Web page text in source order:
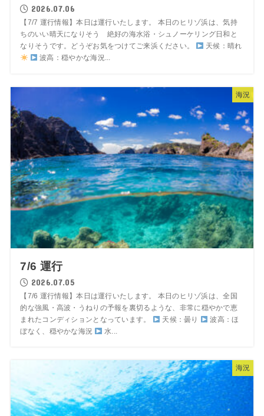
2026.07.06
【7/7 運行情報】本日は運行いたします。 本日のヒリゾ浜は、気持
ちのいい晴天になりそう 絶好の海水浴・シュノーケリング日和と
なりそうです。どうぞお気をつけてご来浜ください。
天候：晴れ
波高：穏やかな海況...
海況
7/6 運行
2026.07.05
【7/6 運行情報】本日は運行いたします。 本日のヒリゾ浜は、全国
的な強風・高波・うねりの予報を裏切るような、非常に穏やかで恵
まれたコンディションとなっています。
天候：曇り
波高：ほ
ぼなく、穏やかな海況
水...
海況